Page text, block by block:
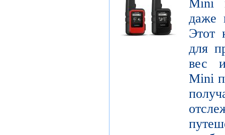
Mini
даже
Этот
для
вес
Mini